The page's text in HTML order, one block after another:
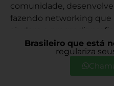
comunidade,
fazendo networking
ajudam a progredir
funcionários
negócios, perpetuando
empreendedorismo
Brasileiro que está
regulariza